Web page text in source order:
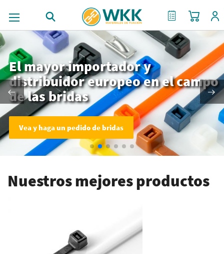
Mi cesta
Mi Cotización
El mayor importador y
distribuidor europeo en el campo
de las bridas
Vea y haga un pedido de bridas
Nuestros mejores productos